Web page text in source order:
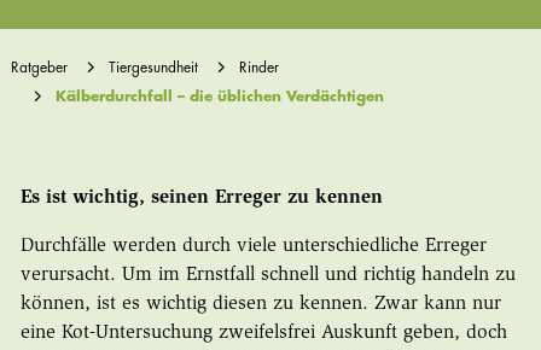
Ratgeber Tiergesundheit
Rinder
Kälberdurchfall – die üblichen Verdächtigen
Es ist wichtig, seinen Erreger zu kennen
Durchfälle werden durch viele unterschiedliche Erreger
verursacht. Um im Ernstfall schnell und richtig handeln zu
können, ist es wichtig diesen zu kennen. Zwar kann nur
eine Kot-Untersuchung zweifelsfrei Auskunft geben, doch